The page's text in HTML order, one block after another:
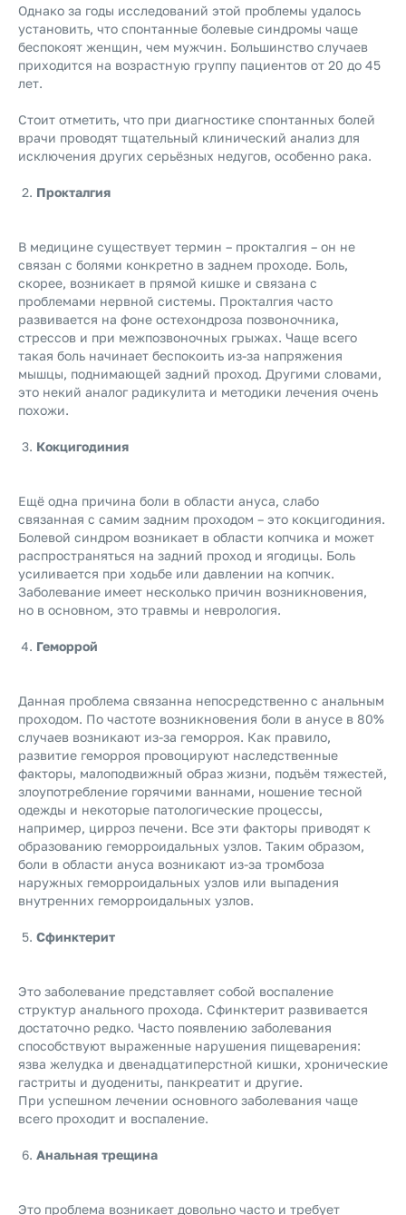
Однако за годы исследований этой проблемы удалось
установить, что спонтанные болевые синдромы чаще
беспокоят женщин, чем мужчин. Большинство случаев
приходится на возрастную группу пациентов от 20 до 45
лет.
Стоит отметить, что при диагностике спонтанных болей
врачи проводят тщательный клинический анализ для
исключения других серьёзных недугов, особенно рака.
Прокталгия
В медицине существует термин – прокталгия – он не
связан с болями конкретно в заднем проходе. Боль,
скорее, возникает в прямой кишке и связана с
проблемами нервной системы. Прокталгия часто
развивается на фоне остехондроза позвоночника,
стрессов и при межпозвоночных грыжах. Чаще всего
такая боль начинает беспокоить из-за напряжения
мышцы, поднимающей задний проход. Другими словами,
это некий аналог радикулита и методики лечения очень
похожи.
Кокцигодиния
Ещё одна причина боли в области ануса, слабо
связанная с самим задним проходом – это кокцигодиния.
Болевой синдром возникает в области копчика и может
распространяться на задний проход и ягодицы. Боль
усиливается при ходьбе или давлении на копчик.
Заболевание имеет несколько причин возникновения,
но в основном, это травмы и неврология.
Геморрой
Данная проблема связанна непосредственно с анальным
проходом. По частоте возникновения боли в анусе в 80%
случаев возникают из-за геморроя. Как правило,
развитие геморроя провоцируют наследственные
факторы, малоподвижный образ жизни, подъём тяжестей,
злоупотребление горячими ваннами, ношение тесной
одежды и некоторые патологические процессы,
например, цирроз печени. Все эти факторы приводят к
образованию геморроидальных узлов. Таким образом,
боли в области ануса возникают из-за тромбоза
наружных геморроидальных узлов или выпадения
внутренних геморроидальных узлов.
Сфинктерит
Это заболевание представляет собой воспаление
структур анального прохода. Сфинктерит развивается
достаточно редко. Часто появлению заболевания
способствуют выраженные нарушения пищеварения:
язва желудка и двенадцатиперстной кишки, хронические
гастриты и дуодениты, панкреатит и другие.
При успешном лечении основного заболевания чаще
всего проходит и воспаление.
Анальная трещина
Это проблема возникает довольно часто и требует